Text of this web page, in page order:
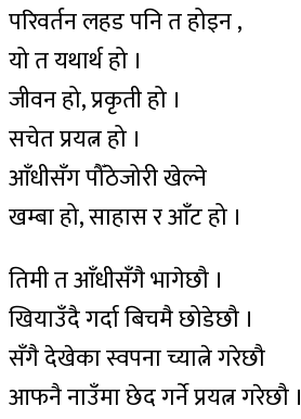
परिवर्तन लहड पनि त होइन ,
यो त यथार्थ हो ।
जीवन हो, प्रकृती हो ।
सचेत प्रयत्न हो ।
आँधीसँग पौँठेजोरी खेल्ने
खम्बा हो, साहास र आँट हो ।
तिमी त आँधीसँगै भागेछौ ।
खियाउँदै गर्दा बिचमै छोडेछौ ।
सँगै देखेका स्वपना च्यात्ने गरेछौ
आफनै नाउँमा छेद गर्ने प्रयत्न गरेछौ ।